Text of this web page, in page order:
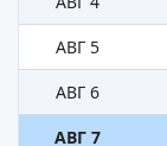
АВГ 5
АВГ 6
АВГ 7